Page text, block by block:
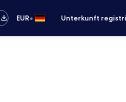
EUR• Unterkunft